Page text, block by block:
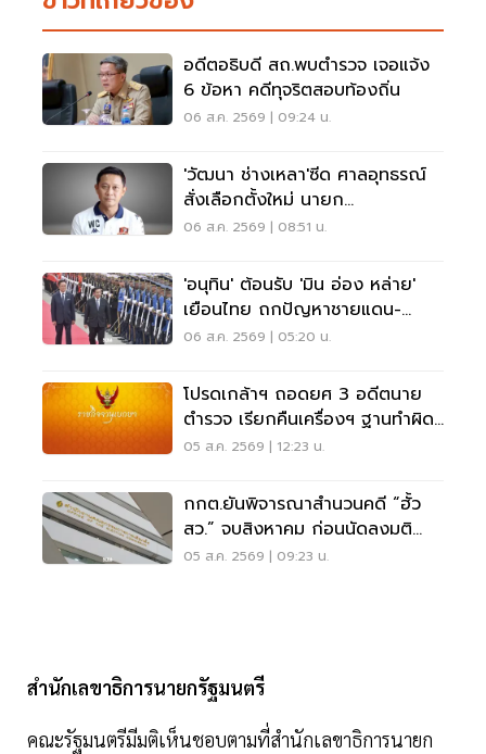
อดีตอธิบดี สถ.พบตำรวจ เจอแจ้ง
6 ข้อหา คดีทุจริตสอบท้องถิ่น
06 ส.ค. 2569 | 09:24 น.
'วัฒนา ช่างเหลา'ซีด ศาลอุทธรณ์
สั่งเลือกตั้งใหม่ นายก
อบจ.ขอนแก่น
06 ส.ค. 2569 | 08:51 น.
'อนุทิน' ต้อนรับ 'มิน อ่อง หล่าย'
เยือนไทย ถกปัญหาชายแดน-
พลังงาน-การค้า
06 ส.ค. 2569 | 05:20 น.
โปรดเกล้าฯ ถอดยศ 3 อดีตนาย
ตำรวจ เรียกคืนเครื่องฯ ฐานทำผิด
วินัยร้ายแรง
05 ส.ค. 2569 | 12:23 น.
กกต.ยันพิจารณาสำนวนคดี “ฮั้ว
สว.” จบสิงหาคม ก่อนนัดลงมติ
ภายหลัง
05 ส.ค. 2569 | 09:23 น.
สำนักเลขาธิการนายกรัฐมนตรี
คณะรัฐมนตรีมีมติเห็นชอบตามที่สำนักเลขาธิการนายก